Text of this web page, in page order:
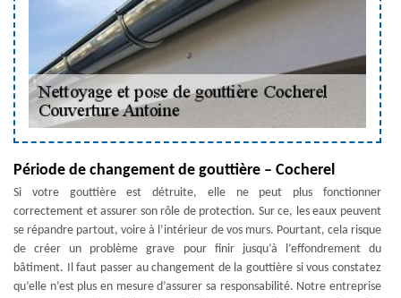
Période de changement de gouttière – Cocherel
Si votre gouttière est détruite, elle ne peut plus fonctionner
correctement et assurer son rôle de protection. Sur ce, les eaux peuvent
se répandre partout, voire à l’intérieur de vos murs. Pourtant, cela risque
de créer un problème grave pour finir jusqu’à l’effondrement du
bâtiment. Il faut passer au changement de la gouttière si vous constatez
qu’elle n’est plus en mesure d’assurer sa responsabilité. Notre entreprise